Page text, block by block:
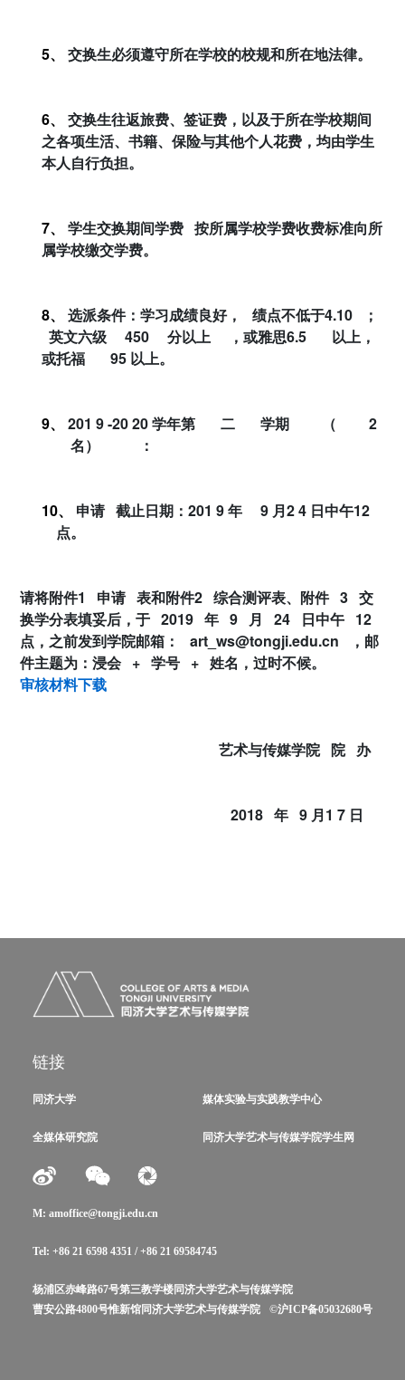
5、交换生必须遵守所在学校的校规和所在地法律。
6、交换生往返旅费、签证费，以及于所在学校期间
之各项生活、书籍、保险与其他个人花费，均由学生
本人自行负担。
7、学生交换期间学费 按所属学校学费收费标准向所
属学校缴交学费。
8、选派条件：学习成绩良好， 绩点不低于4.10
；
英文六级
450分以上 ，或雅思6.5 以上，
或托福
95 以上。
9、2019-2020学年第 二 学期 （
2
名）
：
10、 申请 截止日期：2019年 9 月24 日中午12
点。
请将附件1 申请 表和附件2综合测评表、附件 3 交
换学分表填妥后，于 2019 年 9 月 24 日中午 12
点，之前发到学院邮箱：
art_ws@tongji.edu.cn
，邮
件主题为：浸会 + 学号 + 姓名，过时不候。
审核材料下载
艺术与传媒学院 院 办
2018 年 9 月1 7 日
链接
同济大学 媒体实验与实践教学中心
全媒体研究院 同济大学艺术与传媒学院学生网
M: amoffice@tongji.edu.cn
Tel: +86 21 6598 4351 / +86 21 69584745
杨浦区赤峰路67号第三教学楼同济大学艺术与传媒学院
曹安公路4800号惟新馆同济大学艺术与传媒学院
©沪ICP备05032680号